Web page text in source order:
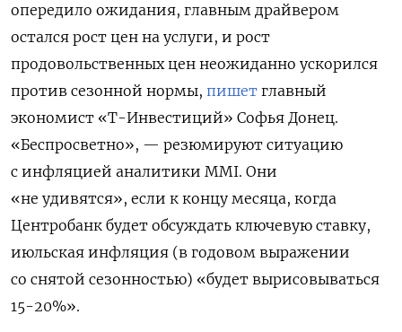
опередило ожидания, главным драйвером
остался рост цен на услуги, и рост
продовольственных цен неожиданно ускорился
против сезонной нормы, пишет главный
экономист «Т-Инвестиций» Софья Донец.
«Беспросветно», — резюмируют ситуацию
с инфляцией аналитики MMI. Они
«не удивятся», если к концу месяца, когда
Центробанк будет обсуждать ключевую ставку,
июльская инфляция (в годовом выражении
со снятой сезонностью) «будет вырисовываться
15-20%».